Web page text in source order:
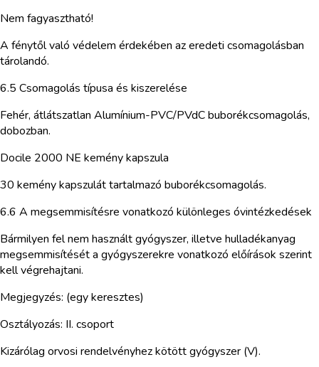
Nem fagyasztható!
A fénytől való védelem érdekében az eredeti csomagolásban
tárolandó.
6.5 Csomagolás típusa és kiszerelése
Fehér, átlátszatlan Alumínium-PVC/PVdC buborékcsomagolás,
dobozban.
Docile 2000 NE kemény kapszula
30 kemény kapszulát tartalmazó buborékcsomagolás.
6.6 A megsemmisítésre vonatkozó különleges óvintézkedések
Bármilyen fel nem használt gyógyszer, illetve hulladékanyag
megsemmisítését a gyógyszerekre vonatkozó előírások szerint
kell végrehajtani.
Megjegyzés: (egy keresztes)
Osztályozás: II. csoport
Kizárólag orvosi rendelvényhez kötött gyógyszer (V).